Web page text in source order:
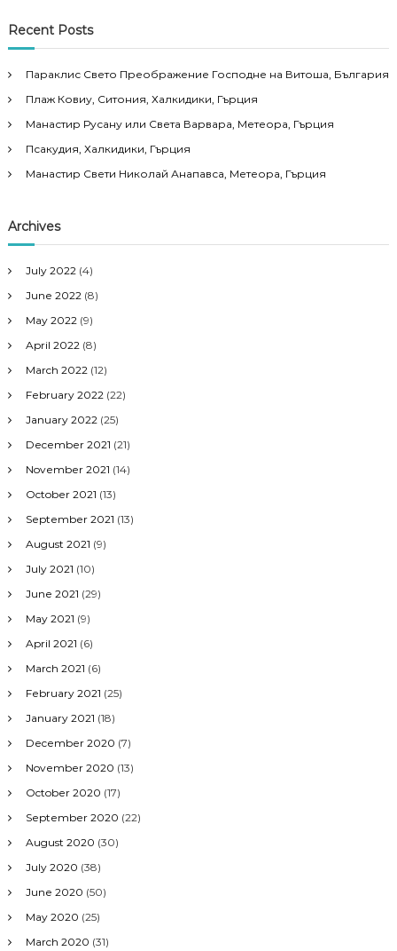
Recent Posts
Параклис Свето Преображение Господне на Витоша, България
Плаж Ковиу, Ситония, Халкидики, Гърция
Манастир Русану или Света Варвара, Метеора, Гърция
Псакудия, Халкидики, Гърция
Манастир Свети Николай Анапавса, Метеора, Гърция
Archives
July 2022 (4)
June 2022 (8)
May 2022 (9)
April 2022 (8)
March 2022 (12)
February 2022 (22)
January 2022 (25)
December 2021 (21)
November 2021 (14)
October 2021 (13)
September 2021 (13)
August 2021 (9)
July 2021 (10)
June 2021 (29)
May 2021 (9)
April 2021 (6)
March 2021 (6)
February 2021 (25)
January 2021 (18)
December 2020 (7)
November 2020 (13)
October 2020 (17)
September 2020 (22)
August 2020 (30)
July 2020 (38)
June 2020 (50)
May 2020 (25)
March 2020 (31)